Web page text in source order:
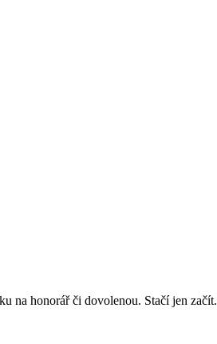
na honorář či dovolenou. Stačí jen začít.